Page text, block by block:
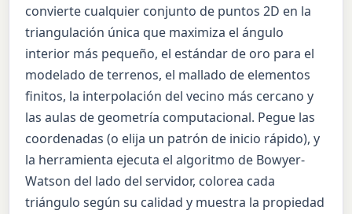
convierte cualquier conjunto de puntos 2D en la
triangulación única que maximiza el ángulo
interior más pequeño, el estándar de oro para el
modelado de terrenos, el mallado de elementos
finitos, la interpolación del vecino más cercano y
las aulas de geometría computacional. Pegue las
coordenadas (o elija un patrón de inicio rápido), y
la herramienta ejecuta el algoritmo de Bowyer-
Watson del lado del servidor, colorea cada
triángulo según su calidad y muestra la propiedad